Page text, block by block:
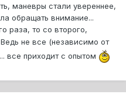
маневры стали увереннее,
обращать внимание...
раза, то со второго,
Ведь не все (независимо от
все приходит с опытом